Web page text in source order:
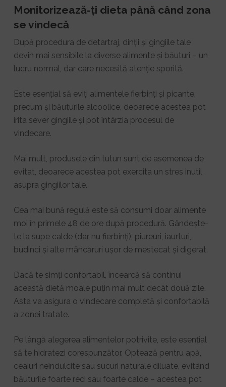
Monitorizează-ți dieta până când zona
se vindecă
După procedura de detartraj, dinții și gingiile tale
devin mai sensibile la diverse alimente și băuturi – un
lucru normal, dar care necesită atenție sporită.
Este esențial să eviți alimentele fierbinți și picante,
precum și băuturile alcoolice, deoarece acestea pot
irita sever gingiile și pot întârzia procesul de
vindecare.
Mai mult, produsele din tutun sunt de asemenea de
evitat, deoarece acestea pot exercita un stres inutil
asupra gingiilor tale.
Cea mai bună regulă este să consumi doar alimente
moi în primele 48 de ore după procedură. Gândește-
te la supe calde (dar nu fierbinți), piureuri, iaurturi,
budinci și alte mâncăruri ușor de mestecat și digerat.
Dacă te simți confortabil, încearcă să continui
această dietă moale puțin mai mult decât două zile.
Asta va asigura o vindecare completă și confortabilă
a zonei tratate.
Pe lângă alegerea alimentelor potrivite, este esențial
să te hidratezi corespunzător. Optează pentru apă,
ceaiuri neîndulcite sau sucuri naturale diluate, evitând
băuturile foarte reci sau foarte calde – acestea pot